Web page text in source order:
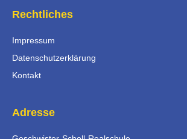
Rechtliches
Impressum
Datenschutzerklärung
Kontakt
Adresse